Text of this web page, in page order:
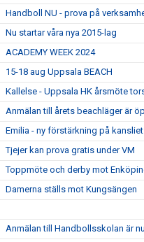
Handboll NU - prova på
Nu startar våra nya 2015-lag
ACADEMY WEEK 2024
15-18 aug Uppsala BEACH
Kallelse - Uppsala HK årsmöte
Anmälan till årets beachläger är
Emilia - ny förstärkning på kansliet
Tjejer kan prova gratis under VM
Toppmöte och derby mot
Damerna ställs mot Kungsängen
Anmälan till Handbollsskolan är